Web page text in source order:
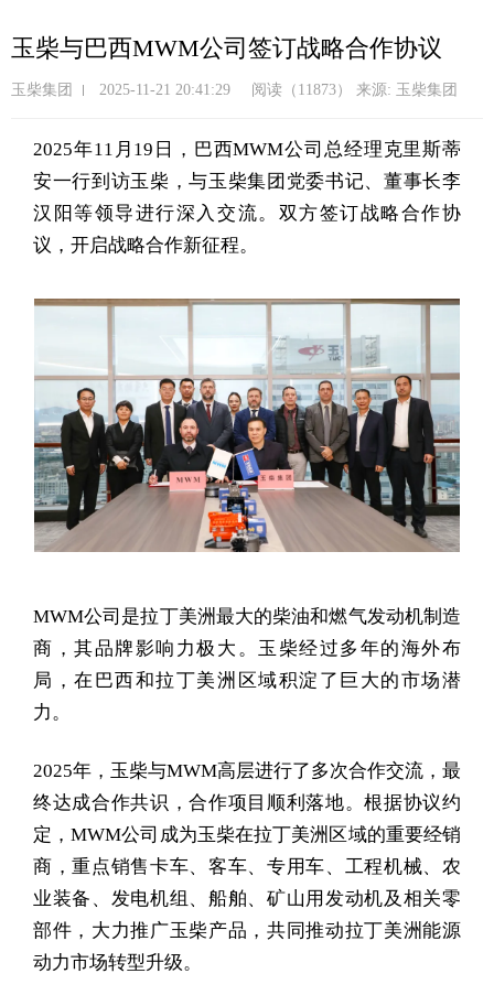
转
到
主
容
玉柴与巴西MWM公司签订战略合作协议
玉柴集团 2025-11-21 20:41:29 阅读（11873） 来源: 玉柴集团
2025年11月19日，巴西MWM公司总经理克里斯蒂
安一行到访玉柴，与玉柴集团党委书记、董事长李
汉阳等领导进行深入交流。双方签订战略合作协
议，开启战略合作新征程。
MWM公司是拉丁美洲最大的柴油和燃气发动机制造
商，其品牌影响力极大。玉柴经过多年的海外布
局，在巴西和拉丁美洲区域积淀了巨大的市场潜
力。
2025年，玉柴与MWM高层进行了多次合作交流，最
终达成合作共识，合作项目顺利落地。根据协议约
定，MWM公司成为玉柴在拉丁美洲区域的重要经销
商，重点销售卡车、客车、专用车、工程机械、农
业装备、发电机组、船舶、矿山用发动机及相关零
部件，大力推广玉柴产品，共同推动拉丁美洲能源
动力市场转型升级。